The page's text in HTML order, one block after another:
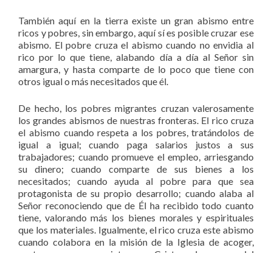
También aquí en la tierra existe un gran abismo entre
ricos y pobres, sin embargo, aquí sí es posible cruzar ese
abismo. El pobre cruza el abismo cuando no envidia al
rico por lo que tiene, alabando día a día al Señor sin
amargura, y hasta comparte de lo poco que tiene con
otros igual o más necesitados que él.
De hecho, los pobres migrantes cruzan valerosamente
los grandes abismos de nuestras fronteras. El rico cruza
el abismo cuando respeta a los pobres, tratándolos de
igual a igual; cuando paga salarios justos a sus
trabajadores; cuando promueve el empleo, arriesgando
su dinero; cuando comparte de sus bienes a los
necesitados; cuando ayuda al pobre para que sea
protagonista de su propio desarrollo; cuando alaba al
Señor reconociendo que de Él ha recibido todo cuanto
tiene, valorando más los bienes morales y espirituales
que los materiales. Igualmente, el rico cruza este abismo
cuando colabora en la misión de la Iglesia de acoger,